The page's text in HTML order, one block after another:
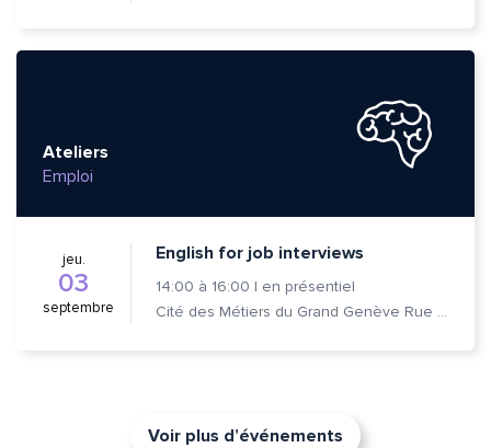
Ateliers
Emploi
jeu.
03
septembre
English for job interviews
14:00 à 16:00 | en présentiel
Cité des Métiers du Grand Genève Rue Prévost-Martin 6 1205 Genève
Voir plus d’événements